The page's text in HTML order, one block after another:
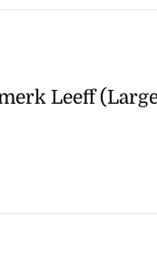
Leeff